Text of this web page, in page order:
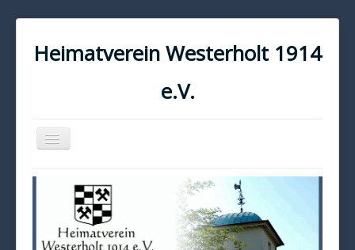
Heimatverein Westerholt 1914
e.V.
Navigation
an/aus
KONTAKT
IMPRESSUM